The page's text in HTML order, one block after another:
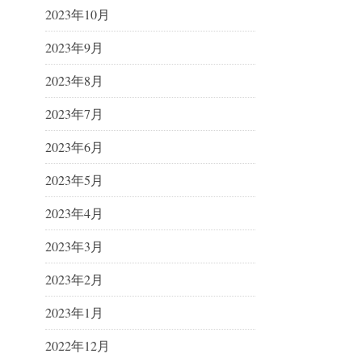
2023年10月
2023年9月
2023年8月
2023年7月
2023年6月
2023年5月
2023年4月
2023年3月
2023年2月
2023年1月
2022年12月